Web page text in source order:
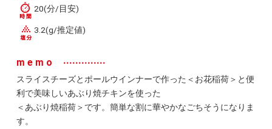
20(分/目安)
3.2(g/推定値)
memo
スライスチーズとポールウインナーで作った＜お花稲荷＞と便
利で美味しいあぶり焼チキンを使った
＜あぶり焼稲荷＞です。簡単な割に華やかなごちそうになりま
す。